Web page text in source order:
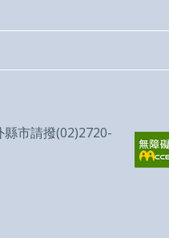
市請撥(02)2720-